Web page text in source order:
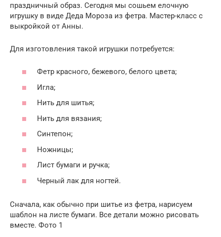
праздничный образ. Сегодня мы сошьем елочную
игрушку в виде Деда Мороза из фетра. Мастер-класс с
выкройкой от Анны.
Для изготовления такой игрушки потребуется:
Фетр красного, бежевого, белого цвета;
Игла;
Нить для шитья;
Нить для вязания;
Синтепон;
Ножницы;
Лист бумаги и ручка;
Черный лак для ногтей.
Сначала, как обычно при шитье из фетра, нарисуем
шаблон на листе бумаги. Все детали можно рисовать
вместе. Фото 1